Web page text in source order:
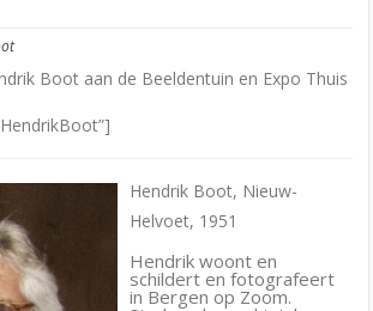
Boot aan de Beeldentuin en Expo Thuis
Hendrik Boot, Nieuw-
Helvoet, 1951
Hendrik woont en
schildert en fotografeert
in Bergen op Zoom.